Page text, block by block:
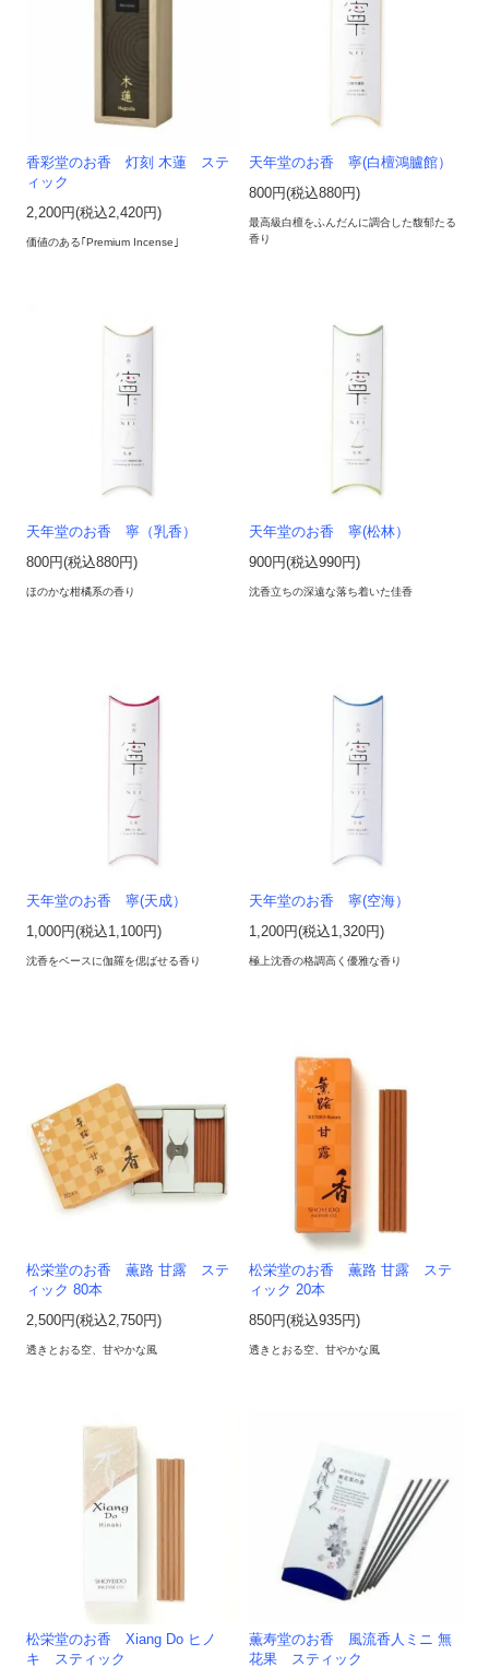
香彩堂のお香 灯刻 木蓮 ステ
ィック
2,200円(税込2,420円)
価値のある｢Premium Incense｣
天年堂のお香 寧(白檀鴻臚館）
800円(税込880円)
最高級白檀をふんだんに調合した馥郁たる
香り
天年堂のお香 寧（乳香）
800円(税込880円)
ほのかな柑橘系の香り
天年堂のお香 寧(松林）
900円(税込990円)
沈香立ちの深遠な落ち着いた佳香
天年堂のお香 寧(天成）
1,000円(税込1,100円)
沈香をベースに伽羅を偲ばせる香り
天年堂のお香 寧(空海）
1,200円(税込1,320円)
極上沈香の格調高く優雅な香り
松栄堂のお香 薫路 甘露 ステ
ィック 80本
2,500円(税込2,750円)
透きとおる空、甘やかな風
松栄堂のお香 薫路 甘露 ステ
ィック 20本
850円(税込935円)
透きとおる空、甘やかな風
松栄堂のお香 Xiang Do ヒノ
キ スティック
薫寿堂のお香 風流香人ミニ 無
花果 スティック